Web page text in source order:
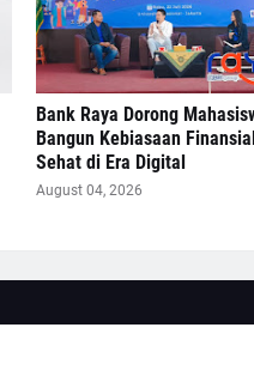
Bank Raya Dorong
Bangun Kebiasaan
Sehat di Era Digital
August 04, 2026